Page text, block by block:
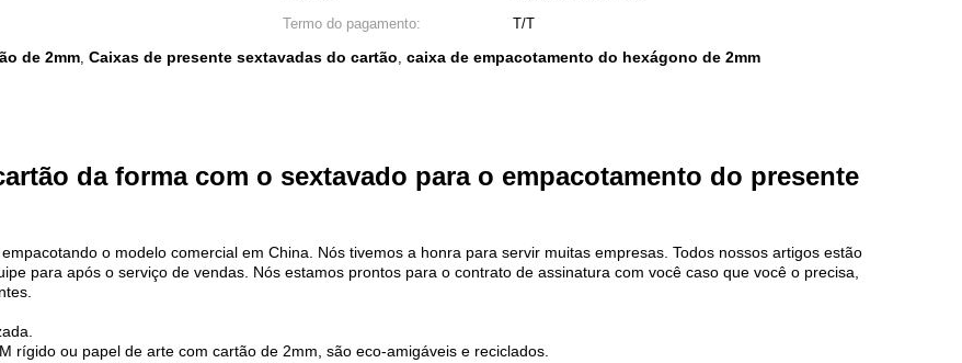
Termo do pagamento:
T/T
de 2mm, Caixas de presente sextavadas do cartão, caixa de empacotamento do hexágono de 2mm
da forma com o sextavado para o empacotamento do presente
o modelo comercial em China. Nós tivemos a honra para servir muitas empresas. Todos nossos artigos estão
para após o serviço de vendas. Nós estamos prontos para o contrato de assinatura com você caso que você o precisa,
rígido ou papel de arte com cartão de 2mm, são eco-amigáveis e reciclados.